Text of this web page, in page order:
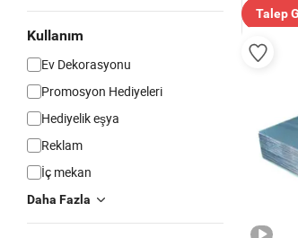
Kullanım
Ev Dekorasyonu
Promosyon Hediyeleri
Hediyelik eşya
Reklam
İç mekan
Daha Fazla
Talep